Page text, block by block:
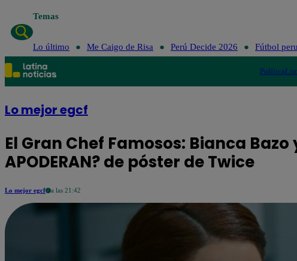
Temas
Lo último Me Caigo de Risa Perú Decide 2026 Fútbol
Política
Lo mejor egcf
El Gran Chef Famosos: Bianca Bazo
APODERAN? de póster de Twice
Lo mejor egcf a las 21:42